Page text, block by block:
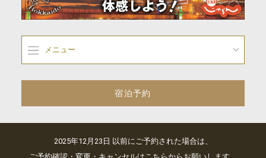
メニュー
宿泊予約
2025年12月23日 以前にご予約された場合は、